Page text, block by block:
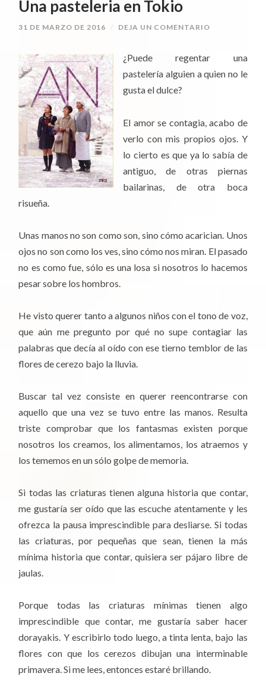
Una pasteleria en Tokio
31 DE MARZO DE 2016 / DEJA UN COMENTARIO
¿Puede regentar una
pastelería alguien a quien no le
gusta el dulce?
El amor se contagia, acabo de
verlo con mis propios ojos. Y
lo cierto es que ya lo sabía de
antiguo, de otras piernas
bailarinas, de otra boca
risueña.
Unas manos no son como son, sino cómo acarician. Unos
ojos no son como los ves, sino cómo nos miran. El pasado
no es como fue, sólo es una losa si nosotros lo hacemos
pesar sobre los hombros.
He visto querer tanto a algunos niños con el tono de voz,
que aún me pregunto por qué no supe contagiar las
palabras que decía al oído con ese tierno temblor de las
flores de cerezo bajo la lluvia.
Buscar tal vez consiste en querer reencontrarse con
aquello que una vez se tuvo entre las manos. Resulta
triste comprobar que los fantasmas existen porque
nosotros los creamos, los alimentamos, los atraemos y
los tememos en un sólo golpe de memoria.
Si todas las criaturas tienen alguna historia que contar,
me gustaría ser oído que las escuche atentamente y les
ofrezca la pausa imprescindible para desliarse. Si todas
las criaturas, por pequeñas que sean, tienen la más
mínima historia que contar, quisiera ser pájaro libre de
jaulas.
Porque todas las criaturas mínimas tienen algo
imprescindible que contar, me gustaría saber hacer
dorayakis. Y escribirlo todo luego, a tinta lenta, bajo las
flores con que los cerezos dibujan una interminable
primavera. Si me lees, entonces estaré brillando.